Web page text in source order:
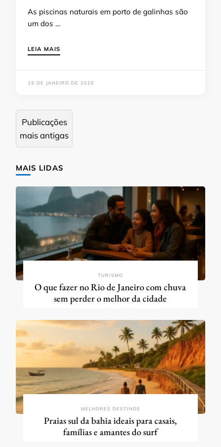
As piscinas naturais em porto de galinhas são
um dos …
LEIA MAIS
19 DE JANEIRO DE 2026
Navegação
por
posts
Publicações
mais antigas
MAIS LIDAS
TURISMO
O que fazer no Rio de Janeiro com chuva
sem perder o melhor da cidade
MELHORES DESTINOS
Praias sul da bahia ideais para casais,
famílias e amantes do surf